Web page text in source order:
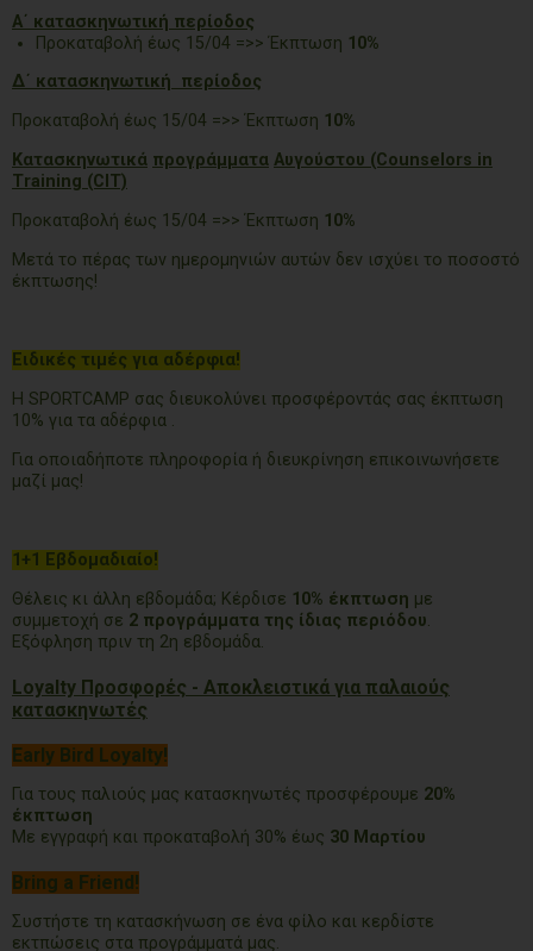
Α΄ κατασκηνωτική περίοδος
Προκαταβολή έως 15/04 =>> Έκπτωση 10%
Δ΄ κατασκηνωτική περίοδος
Προκαταβολή έως 15/04 =>> Έκπτωση 10%
Κατασκηνωτικά προγράμματα Αυγούστου (Counselors in
Training (CIT)
Προκαταβολή έως 15/04 =>> Έκπτωση 10%
Μετά το πέρας των ημερομηνιών αυτών δεν ισχύει το ποσοστό
έκπτωσης!
Ειδικές τιμές για αδέρφια!
Η SPORTCAMP σας διευκολύνει προσφέροντάς σας έκπτωση
10% για τα αδέρφια .
Για οποιαδήποτε πληροφορία ή διευκρίνηση επικοινωνήσετε
μαζί μας!
1+1 Εβδομαδιαίο!
Θέλεις κι άλλη εβδομάδα; Κέρδισε 10% έκπτωση με
συμμετοχή σε 2 προγράμματα της ίδιας περιόδου.
Εξόφληση πριν τη 2η εβδομάδα.
Loyalty Προσφορές - Αποκλειστικά για παλαιούς
κατασκηνωτές
Early Bird Loyalty!
Για τους παλιούς μας κατασκηνωτές προσφέρουμε 20%
έκπτωση
Με εγγραφή και προκαταβολή 30% έως 30 Μαρτίου
Bring a Friend!
Συστήστε τη κατασκήνωση σε ένα φίλο και κερδίστε
εκτπώσεις στα προγράμματά μας.